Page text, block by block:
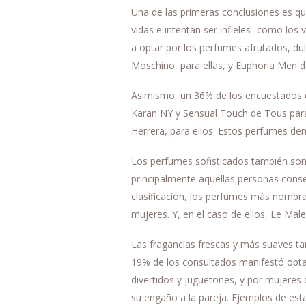
Una de las primeras conclusiones es
vidas e intentan ser infieles- como los
a optar por los perfumes afrutados,
Moschino, para ellas, y Euphoria Men
Asimismo, un 36% de los
Karan NY y Sensual Touch de Tous
Herrera, para ellos. Estos perfumes
Los perfumes sofisticados también
principalmente aquellas personas
clasificación, los perfumes más
mujeres. Y, en el caso de ellos, Le
Las fragancias frescas y más suaves
19% de los consultados manifestó
divertidos y juguetones, y por mujeres
su engaño a la pareja. Ejemplos de